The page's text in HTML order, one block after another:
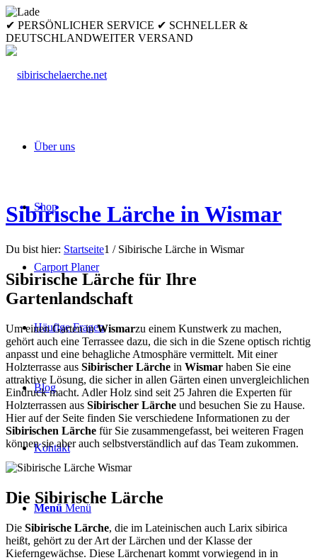
✔ PERSÖNLICHER SERVICE ✔ SCHNELLER &
DEUTSCHLANDWEITER VERSAND
Über uns
Shop
Carport Planer
Häufige Fragen
Blog
Kontakt
Menü Menü
Sibirische Lärche in Wismar
Du bist hier: Startseite1 / Sibirische Lärche in Wismar
Sibirische Lärche für Ihre
Gartenlandschaft
Um einen Garten inWismarzu einem Kunstwerk zu machen,
gehört auch eine Terrassee dazu, die sich in die Szene optisch richtig
anpasst und eine behagliche Atmosphäre vermittelt. Mit einer
Holzterrasse aus Sibirischer Lärche in Wismar haben Sie eine
attraktive Lösung, die sicher in allen Gärten einen unvergleichlichen
Eindruck macht. Adler Holz sind seit 25 Jahren die Experten für
Holzterrassen aus Sibirischer Lärche und besuchen Sie zu Hause.
Hier auf der Seite finden Sie verschiedene Informationen zu der
Sibirischen Lärche für Sie zusammengefasst, bei weiteren Fragen
können sie aber auch selbstverständlich auf das Team zukommen.
Die Sibirische Lärche
Die Sibirische Lärche, die im Lateinischen auch Larix sibirica
heißt, gehört zu der Art der Lärchen und der Klasse der
Kieferngewächse. Diese Lärchenart kommt vorwiegend in in